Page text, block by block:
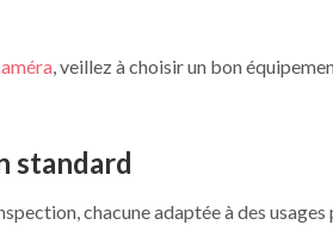
, veillez à choisir un bon
standard
chacune adaptée à des